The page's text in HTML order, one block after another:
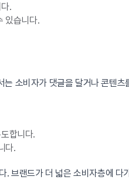
.
있습니다.
소비자가 댓글을 달거나 콘텐
합니다.
다.
랜드가 더 넓은 소비자층에 다